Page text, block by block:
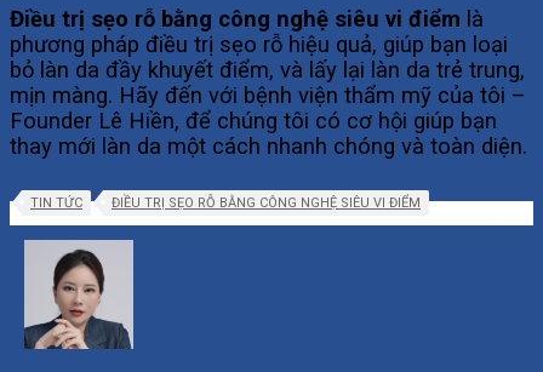
Điều trị sẹo rỗ bằng công nghệ siêu vi điểm là
phương pháp điều trị sẹo rỗ hiệu quả, giúp bạn loại
bỏ làn da đầy khuyết điểm, và lấy lại làn da trẻ trung,
mịn màng. Hãy đến với bệnh viện thẩm mỹ của tôi –
Founder Lê Hiền, để chúng tôi có cơ hội giúp bạn
thay mới làn da một cách nhanh chóng và toàn diện.
TIN TỨC ĐIỀU TRỊ SẸO RỖ BẰNG CÔNG NGHỆ SIÊU VI ĐIỂM